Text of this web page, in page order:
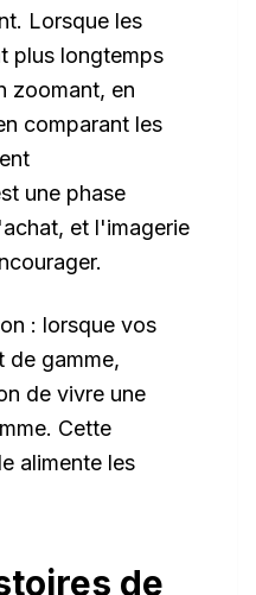
Lorsque les
plus longtemps
zoomant, en
comparant les
une phase
et l'imagerie
: lorsque vos
de gamme,
de vivre une
Cette
alimente les
de